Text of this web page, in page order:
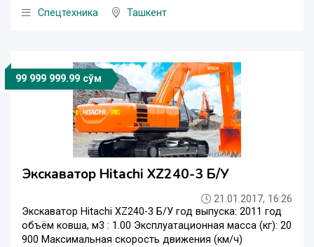
Спецтехника
Ташкент
99 999 999.99 сўм
Экскаватор Hitachi XZ240-3 Б/У
21.01.2017, 16:26
Экскаватор Hitachi XZ240-3 Б/У год выпуска: 2011 год
объём ковша, м3 : 1.00 Эксплуатационная масса (кг): 20
900 Максимальная скорость движения (км/ч)